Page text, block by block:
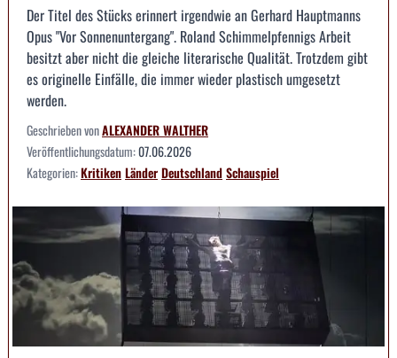
Der Titel des Stücks erinnert irgendwie an Gerhard Hauptmanns
Opus "Vor Sonnenuntergang". Roland Schimmelpfennigs Arbeit
besitzt aber nicht die gleiche literarische Qualität. Trotzdem gibt
es originelle Einfälle, die immer wieder plastisch umgesetzt
werden.
Geschrieben vonALEXANDER WALTHER
Veröffentlichungsdatum:07.06.2026
Kategorien:KritikenLänderDeutschlandSchauspiel